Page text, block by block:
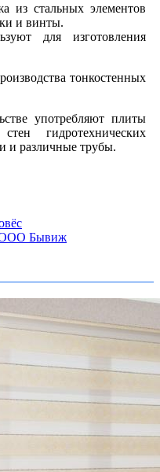
из стальных элементов
и винты.
для изготовления
тонкостенных
употребляют плиты
гидротехнических
и различные трубы.
ООО Бывиж